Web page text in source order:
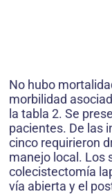
No hubo
morbilidad
la tabla 2. Se
pacientes. De las
cinco requirieron
manejo local. Los
colecistectomía
vía abierta y el